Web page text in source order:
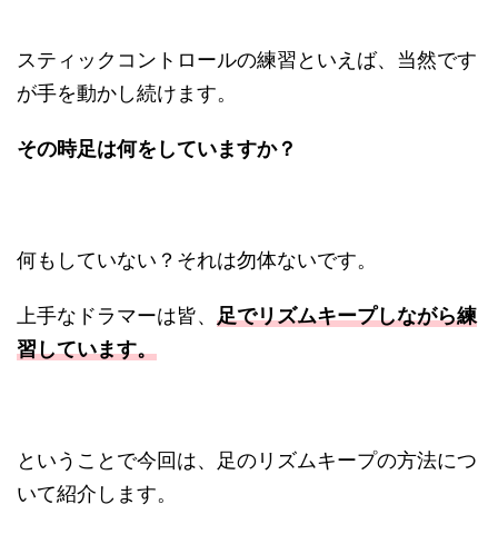
スティックコントロールの練習といえば、当然です
が手を動かし続けます。
その時足は何をしていますか？
何もしていない？それは勿体ないです。
上手なドラマーは皆、 足でリズムキープしながら練
習しています。
ということで今回は、足のリズムキープの方法につ
いて紹介します。